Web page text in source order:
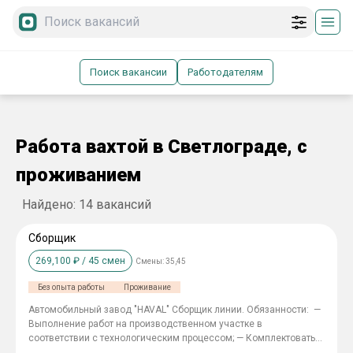
Поиск вакансии Работодателям
Работа вахтой в Светлограде, с
проживанием
Найдено: 14 вакансий
Сборщик
269,100 ₽ / 45 смен Смены:35,45
Без опыта работы Проживание
Автомобильный завод "HAVAL" Cборщик линии. Обязанности: —
Выполнение работ на производственном участке в
соответствии с технологическим процессом; — Комплектовать